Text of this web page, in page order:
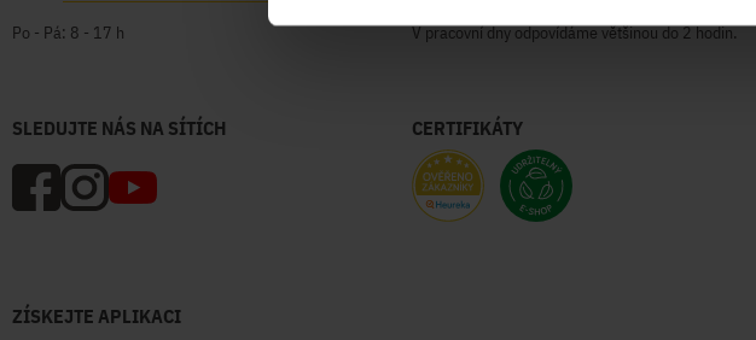
Po - Pá: 8 - 17 h V pracovní dny odpovídáme většinou do 2 hodin.
SLEDUJTE NÁS NA SÍTÍCH CERTIFIKÁTY
ZÍSKEJTE APLIKACI